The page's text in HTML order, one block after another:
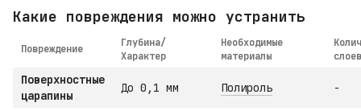
Какие повреждения можно устранить
Повреждение
Глубина/
Характер
Необходимые
материалы
слоев
Поверхностные
царапины
До 0,1 мм Полироль -